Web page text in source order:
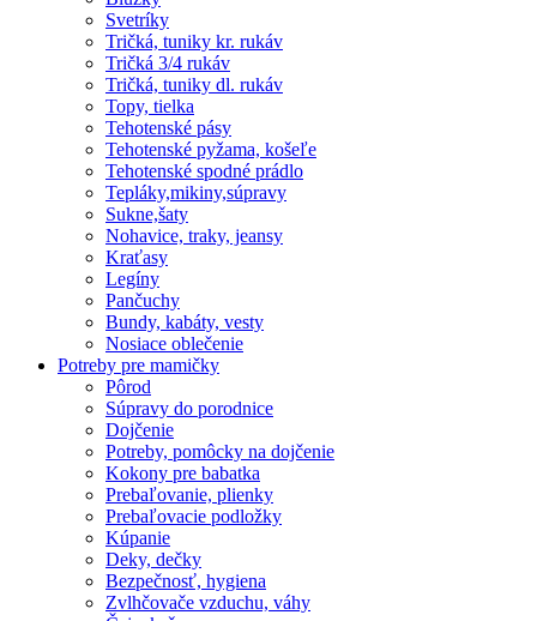
Svetríky
Tričká, tuniky kr. rukáv
Tričká 3/4 rukáv
Tričká, tuniky dl. rukáv
Topy, tielka
Tehotenské pásy
Tehotenské pyžama, košeľe
Tehotenské spodné prádlo
Tepláky,mikiny,súpravy
Sukne,šaty
Nohavice, traky, jeansy
Kraťasy
Legíny
Pančuchy
Bundy, kabáty, vesty
Nosiace oblečenie
Potreby pre mamičky
Pôrod
Súpravy do porodnice
Dojčenie
Potreby, pomôcky na dojčenie
Kokony pre babatka
Prebaľovanie, plienky
Prebaľovacie podložky
Kúpanie
Deky, dečky
Bezpečnosť, hygiena
Zvlhčovače vzduchu, váhy